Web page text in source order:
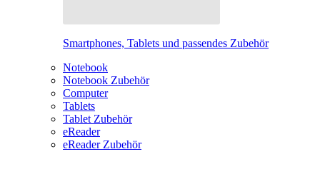
Smartphones, Tablets und passendes Zubehör
Notebook
Notebook Zubehör
Computer
Tablets
Tablet Zubehör
eReader
eReader Zubehör